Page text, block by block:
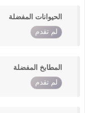
الحيوانات المفضلة
لم تقدم
المطابخ المفضلة
لم تقدم